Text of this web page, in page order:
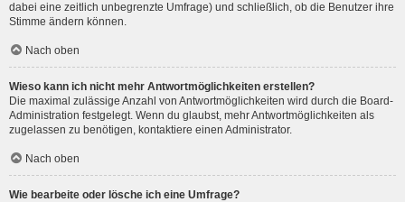
dabei eine zeitlich unbegrenzte Umfrage) und schließlich, ob die Benutzer ihre
Stimme ändern können.
Nach oben
Wieso kann ich nicht mehr Antwortmöglichkeiten erstellen?
Die maximal zulässige Anzahl von Antwortmöglichkeiten wird durch die Board-
Administration festgelegt. Wenn du glaubst, mehr Antwortmöglichkeiten als
zugelassen zu benötigen, kontaktiere einen Administrator.
Nach oben
Wie bearbeite oder lösche ich eine Umfrage?